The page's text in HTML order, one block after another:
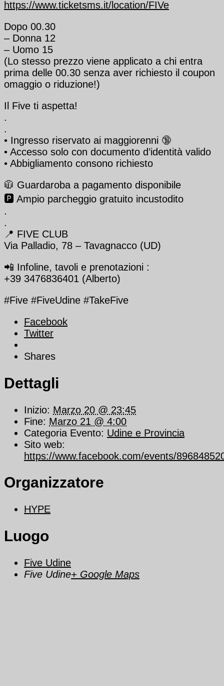
https://www.ticketsms.it/location/FIVe
Dopo 00.30
– Donna 12
– Uomo 15
(Lo stesso prezzo viene applicato a chi entra
prima delle 00.30 senza aver richiesto il coupon
omaggio o riduzione!)
Il Five ti aspetta!
.
.
•⁠ ⁠Ingresso riservato ai maggiorenni 🔞
•⁠ ⁠Accesso solo con documento d’identità valido
•⁠ ⁠Abbigliamento consono richiesto
🧥 Guardaroba a pagamento disponibile
🅿️ Ampio parcheggio gratuito incustodito
.
.
📍 FIVE CLUB
Via Palladio, 78 – Tavagnacco (UD)
📲 Infoline, tavoli e prenotazioni :
+39 3476836401 (Alberto)
#Five #FiveUdine #TakeFive
Facebook
Twitter
Shares
Dettagli
Inizio: Marzo 20 @ 23:45
Fine: Marzo 21 @ 4:00
Categoria Evento: Udine e Provincia
Sito web:
https://www.facebook.com/events/
Organizzatore
HYPE
Luogo
Five Udine
Five Udine+ Google Maps